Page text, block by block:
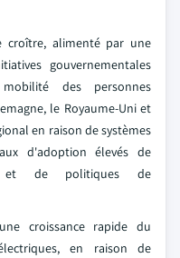
croître, alimenté par une
gouvernementales
des personnes
le Royaume-Uni et
en raison de systèmes
d'adoption élevés de
et de politiques de
croissance rapide du
en raison de